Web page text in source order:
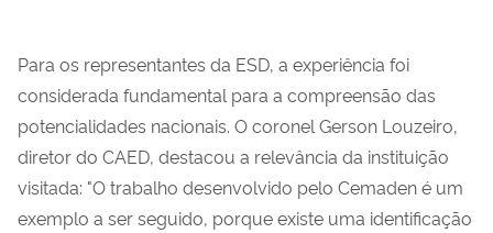
Para os representantes da ESD, a experiência foi
considerada fundamental para a compreensão das
potencialidades nacionais. O coronel Gerson Louzeiro,
diretor do CAED, destacou a relevância da instituição
visitada: "O trabalho desenvolvido pelo Cemaden é um
exemplo a ser seguido, porque existe uma identificação